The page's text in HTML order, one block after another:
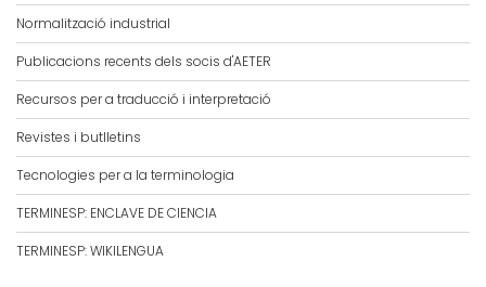
Normalització industrial
Publicacions recents dels socis d'AETER
Recursos per a traducció i interpretació
Revistes i butlletins
Tecnologies per a la terminologia
TERMINESP: ENCLAVE DE CIENCIA
TERMINESP: WIKILENGUA